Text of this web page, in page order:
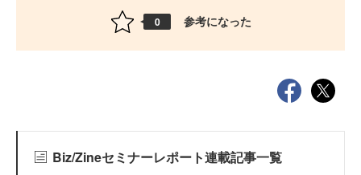
0 参考になった
Biz/Zineセミナーレポート連載記事一覧